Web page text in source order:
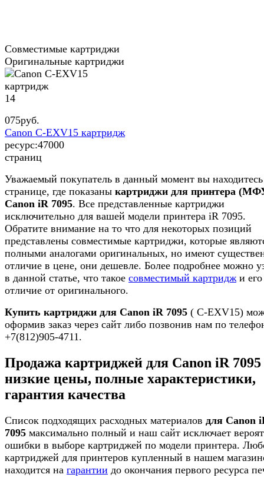
Совместимые картриджи
Оригинальные картриджи
14
075руб.
Canon C-EXV15 картридж
ресурс:47000
страниц
Уважаемый покупатель в данный момент вы
странице, где показаны картриджи для принтера
Canon iR 7095. Все представленные картриджи
исключительно для вашей модели принтера iR 7095.
Обратите внимание на то что для некоторых позиций
представлены совместимые картриджи, которые
полными аналогами оригинальных, но имеют
отличие в цене, они дешевле. Более подробнее можно
в данной статье, что такое совместимый картридж и его
отличие от оригинального.
Купить картриджи для Canon iR 7095 ( C-EXV15)
оформив заказ через сайт либо позвонив нам по
+7(812)905-4711.
Продажа картриджей для Canon iR 7095
низкие цены, полные характеристики,
гарантия качества
Список подходящих расходных материалов для Canon
7095 максимально полный и наш сайт исключает
ошибки в выборе картриджей по модели принтера.
картриджей для принтеров купленный в нашем
находится на гарантии до окончания первого ресурса